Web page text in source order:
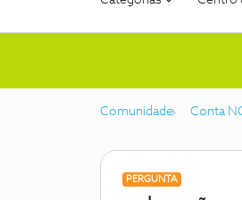
Comunidade Conta
PERGUNTA